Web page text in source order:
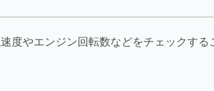
度やエンジン回転数などをチェックする